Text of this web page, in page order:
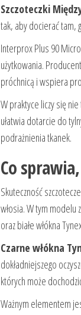
Szczoteczki
tak, aby docierać tam,
Interprox Plus 90
użytkowania.
próchnicą i wspiera
W praktyce liczy się
ułatwia dotarcie do
podrażnienia tkanek.
Co
Skuteczność
włosia. W tym modelu
oraz białe włókna
Czarne włókna
dokładniejszego
których może
Ważnym elementem